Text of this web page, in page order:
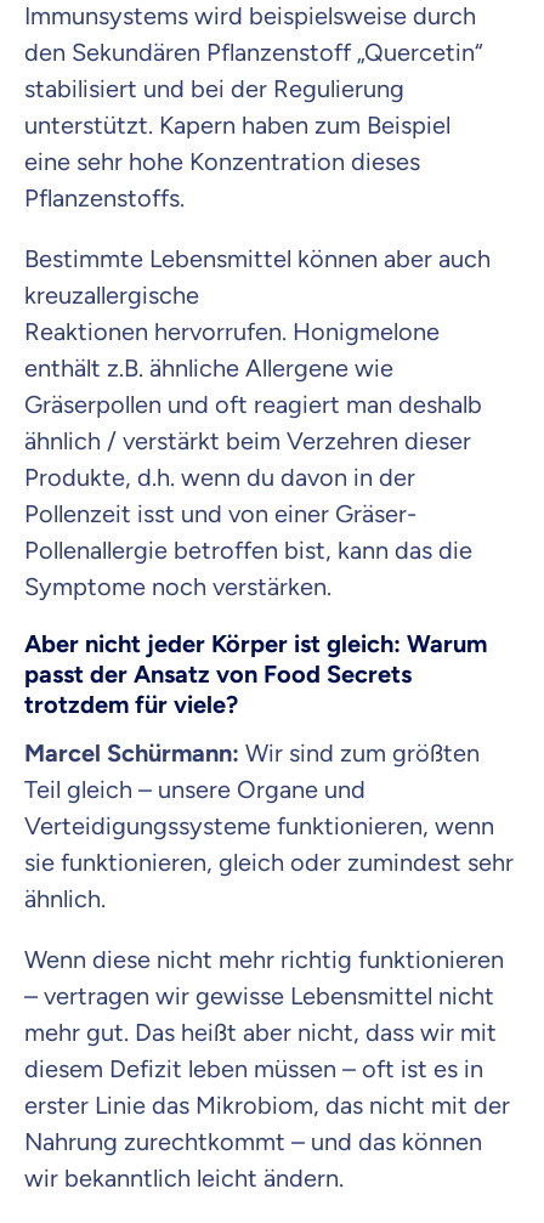
Immunsystems wird beispielsweise durch
den Sekundären Pflanzenstoff „Quercetin“
stabilisiert und bei der Regulierung
unterstützt. Kapern haben zum Beispiel
eine sehr hohe Konzentration dieses
Pflanzenstoffs.
Bestimmte Lebensmittel können aber auch
kreuzallergische
Reaktionen hervorrufen. Honigmelone
enthält z.B. ähnliche Allergene wie
Gräserpollen und oft reagiert man deshalb
ähnlich / verstärkt beim Verzehren dieser
Produkte, d.h. wenn du davon in der
Pollenzeit isst und von einer Gräser-
Pollenallergie betroffen bist, kann das die
Symptome noch verstärken.
Aber nicht jeder Körper ist gleich: Warum
passt der Ansatz von Food Secrets
trotzdem für viele?
Marcel Schürmann: Wir sind zum größten
Teil gleich – unsere Organe und
Verteidigungssysteme funktionieren, wenn
sie funktionieren, gleich oder zumindest sehr
ähnlich.
Wenn diese nicht mehr richtig funktionieren
– vertragen wir gewisse Lebensmittel nicht
mehr gut. Das heißt aber nicht, dass wir mit
diesem Defizit leben müssen – oft ist es in
erster Linie das Mikrobiom, das nicht mit der
Nahrung zurechtkommt – und das können
wir bekanntlich leicht ändern.